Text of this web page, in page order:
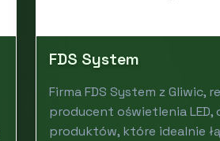
FDS System
Firma FDS System z Gliwic,
producent oświetlenia LED,
produktów, które idealnie